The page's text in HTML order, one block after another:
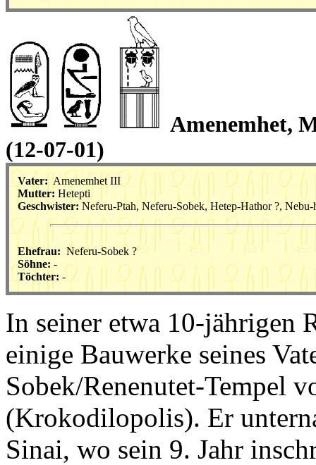
Amenemhet,
(12-07-01)
Vater: Amenemhet III
Mutter: Hetepti
Geschwister: Neferu-Ptah, Neferu-Sobek, Hetep-Hathor ?, Nebu-
Ehefrau: Neferu-Sobek ?
Söhne: -
Töchter: -
In seiner etwa 10-jährigen
einige Bauwerke seines
Sobek/Renenutet-Tempel
(Krokodilopolis). Er
Sinai, wo sein 9. Jahr